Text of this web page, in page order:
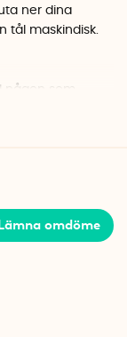
ner dina
tål maskindisk.
som
både smarta
omdöme